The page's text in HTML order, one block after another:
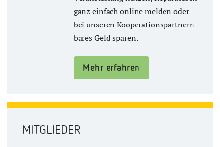
ganz einfach online melden oder
bei unseren Kooperationspartnern
bares Geld sparen.
Mehr erfahren
MITGLIEDER